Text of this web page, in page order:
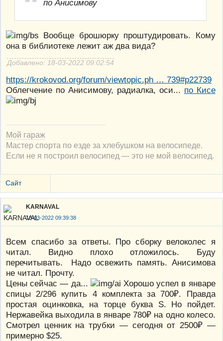
по Анисимову
Вообще брошюрку проштудировать. Кому
она в библиотеке лежит аж два вида?
Добавлено: 18-03-2022 09:02:54
https://krokovod.org/forum/viewtopic.ph … 739#p22739
Облегчение по Анисимову, радиалка, оси... по Кисе
Мой гараж
Мастер спорта по езде за хлебушком на велосипеде.
Если не я построил велосипед — это не мой велосипед.
Сайт
KARNAVAL
18-03-2022 09:39:38
Всем спасибо за ответы. Про сборку велоколес я
читал. Видно плохо отложилось. Буду
перечитывать. Надо освежить память. Анисимова
не читал. Прочту.
Цены сейчас — да...
Хорошо успел в январе
спицы 2/296 купить 4 комплекта за 700₽. Правда
простая оцинковка, на торце буква S. Но пойдет.
Нержавейка выходила в январе 780₽ на одно колесо.
Смотрел ценник на трубки — сегодня от 2500₽ —
примерно $25.